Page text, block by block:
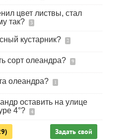
цвет листвы, стал
так?
3
кустарник? 2
сорт олеандра? 9
олеандра? 1
оставить на улице
4°?
4
Задать свой